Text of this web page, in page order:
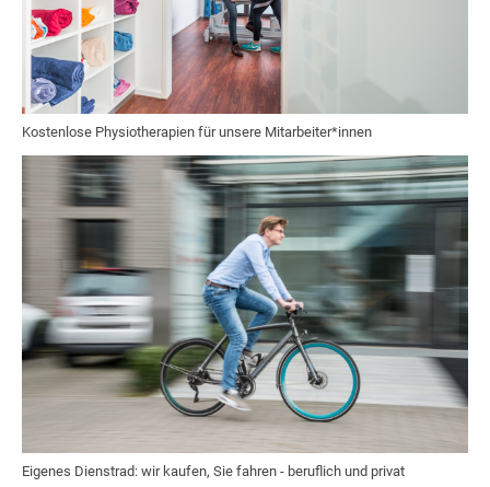
Kostenlose Physiotherapien für unsere Mitarbeiter*innen
Eigenes Dienstrad: wir kaufen, Sie fahren - beruflich und privat